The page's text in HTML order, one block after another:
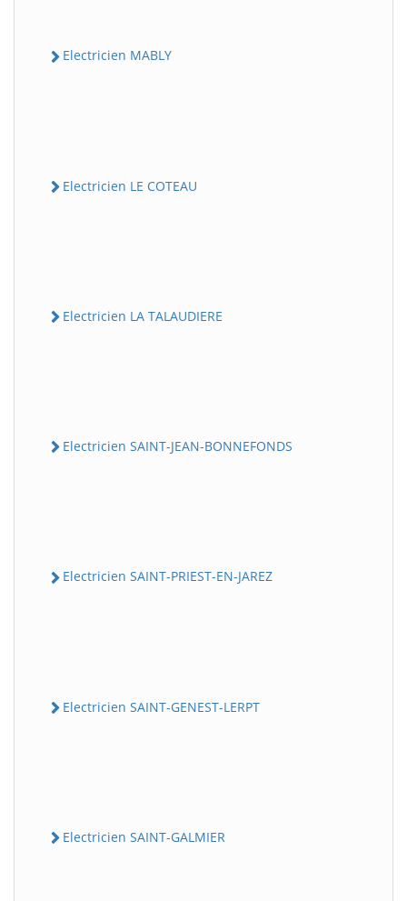
Electricien MABLY
Electricien LE COTEAU
Electricien LA TALAUDIERE
Electricien SAINT-JEAN-BONNEFONDS
Electricien SAINT-PRIEST-EN-JAREZ
Electricien SAINT-GENEST-LERPT
Electricien SAINT-GALMIER